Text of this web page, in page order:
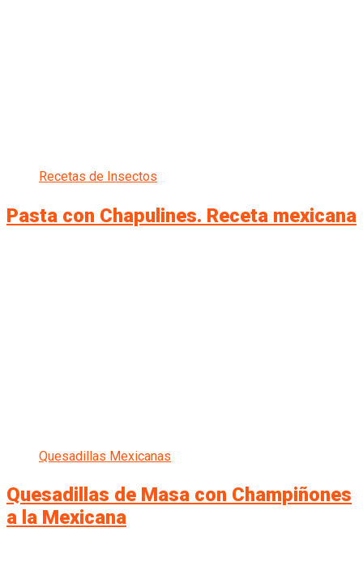
Recetas de Insectos
Pasta con Chapulines. Receta mexicana
Quesadillas Mexicanas
Quesadillas de Masa con Champiñones
a la Mexicana